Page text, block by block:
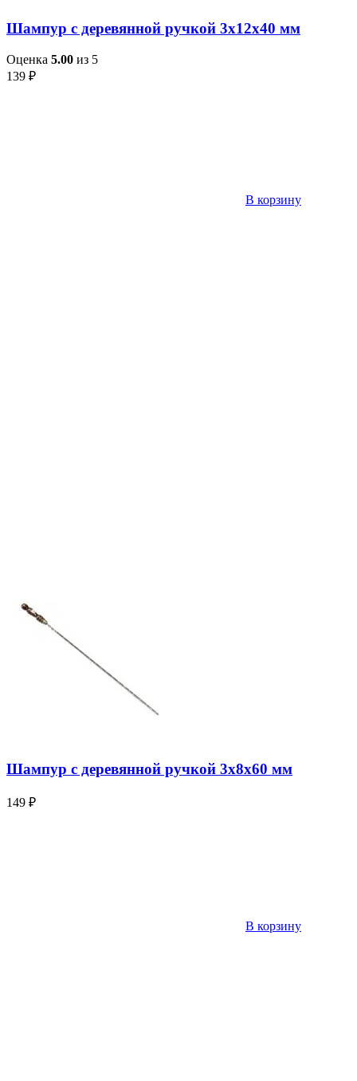
Шампур с деревянной ручкой 3х12х40 мм
Оценка 5.00 из 5
139 ₽
В корзину
Шампур с деревянной ручкой 3х8х60 мм
149 ₽
В корзину